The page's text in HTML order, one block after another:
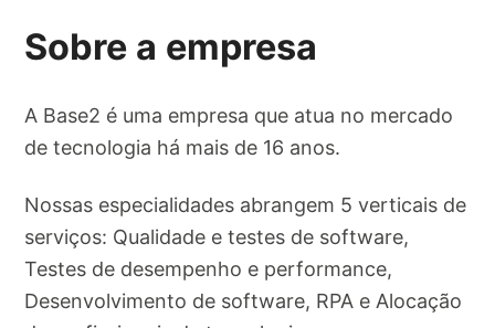
Sobre a empresa
A Base2 é uma empresa que atua no mercado
de tecnologia há mais de 16 anos.
Nossas especialidades abrangem 5 verticais de
serviços: Qualidade e testes de software,
Testes de desempenho e performance,
Desenvolvimento de software, RPA e Alocação